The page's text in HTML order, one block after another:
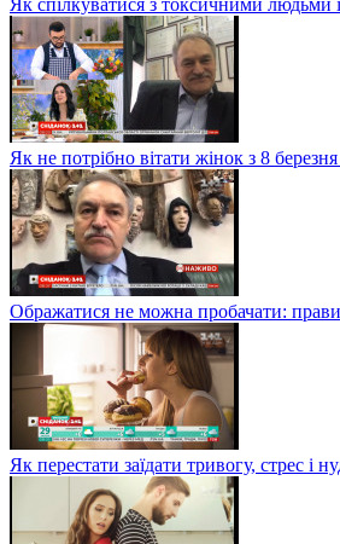
Як не потрібно вітати жінок з 8
Ображатися не можна пробачати:
Як перестати заїдати тривогу, стрес і